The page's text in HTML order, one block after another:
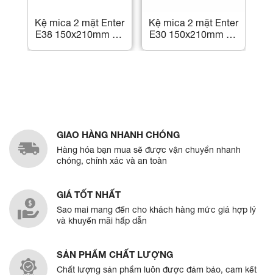
Kệ mica 2 mặt Enter
E38 150x210mm đế
nhôm cao cấp A5,
Kệ mica 2 mặt Enter
E30 150x210mm đế
nhôm A5 đứng, Kệ
GIAO HÀNG NHANH CHÓNG
Hàng hóa bạn mua sẽ được vận chuyển nhanh
chóng, chính xác và an toàn
GIÁ TỐT NHẤT
Sao mai mang đến cho khách hàng mức giá hợp lý
và khuyến mãi hấp dẫn
SẢN PHẨM CHẤT LƯỢNG
Chất lượng sản phẩm luôn được đảm bảo, cam kết